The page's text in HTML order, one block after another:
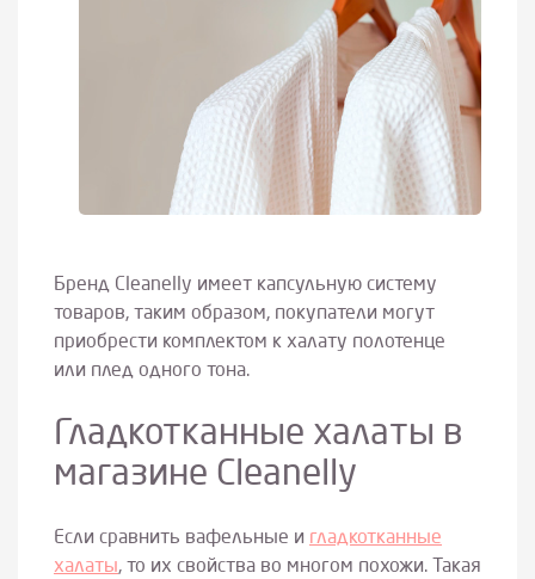
Бренд Cleanelly имеет капсульную систему
товаров, таким образом, покупатели могут
приобрести комплектом к халату полотенце
или плед одного тона.
Гладкотканные халаты в
магазине Cleanelly
Если сравнить вафельные и гладкотканные
халаты, то их свойства во многом похожи. Такая